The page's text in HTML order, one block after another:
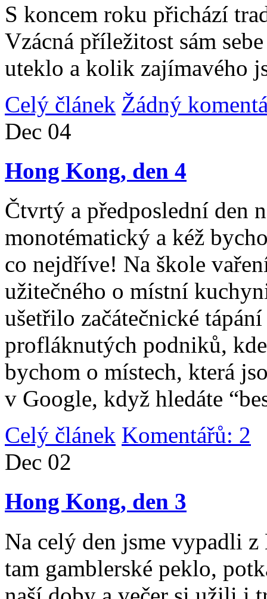
S koncem roku přichází
Vzácná příležitost sám
uteklo a kolik zajímavého
Celý článek Žádný
Dec 04
Hong Kong, den 4
Čtvrtý a předposlední den
monotématický a kéž
co nejdříve! Na škole
užitečného o místní
ušetřilo začátečnické
profláknutých podniků,
bychom o místech, která
v Google, když hledáte
Celý článek Komentářů: 2
Dec 02
Hong Kong, den 3
Na celý den jsme vypadli
tam gamblerské peklo,